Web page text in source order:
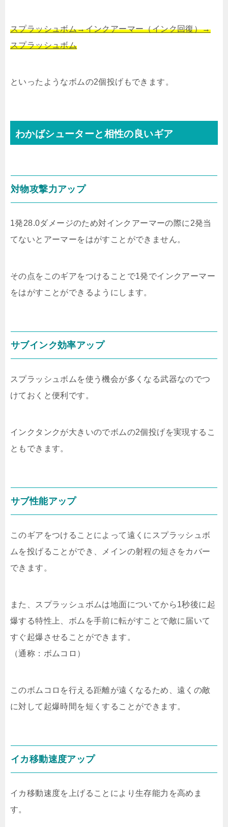
スプラッシュボム→インクアーマー（インク回復）→
スプラッシュボム
といったようなボムの2個投げもできます。
わかばシューターと相性の良いギア
対物攻撃力アップ
1発28.0ダメージのため対インクアーマーの際に2発当
てないとアーマーをはがすことができません。
その点をこのギアをつけることで1発でインクアーマー
をはがすことができるようにします。
サブインク効率アップ
スプラッシュボムを使う機会が多くなる武器なのでつ
けておくと便利です。
インクタンクが大きいのでボムの2個投げを実現するこ
ともできます。
サブ性能アップ
このギアをつけることによって遠くにスプラッシュボ
ムを投げることができ、メインの射程の短さをカバー
できます。
また、スプラッシュボムは地面についてから1秒後に起
爆する特性上、ボムを手前に転がすことで敵に届いて
すぐ起爆させることができます。
（通称：ボムコロ）
このボムコロを行える距離が遠くなるため、遠くの敵
に対して起爆時間を短くすることができます。
イカ移動速度アップ
イカ移動速度を上げることにより生存能力を高めま
す。